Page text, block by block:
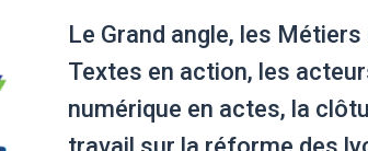
Le Grand angle, les
Textes en action, les
numérique en actes, la